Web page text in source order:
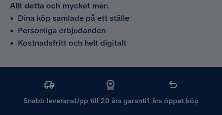
Allt detta och mycket mer:
• Dina köp samlade på ett ställe
• Personliga erbjudanden
• Kostnadsfritt och helt digitalt
Snabb leveransUpp till 20 års garanti1 års öppet köp